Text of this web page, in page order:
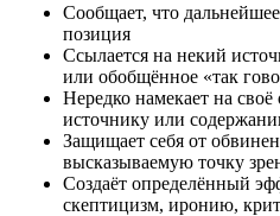
Сообщает, что
позиция
Ссылается на некий
или обобщённое «так
Нередко намекает на
источнику или
Защищает себя от
высказываемую точку
Создаёт определённый
скептицизм, иронию,